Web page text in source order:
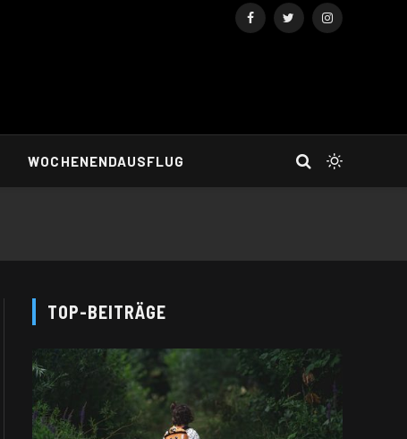
FacebookTwitterInstagram
WOCHENENDAUSFLUG
TOP-BEITRÄGE